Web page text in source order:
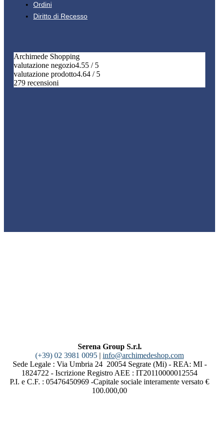
Ordini
Diritto di Recesso
Archimede Shopping
valutazione negozio4.55 / 5
valutazione prodotto4.64 / 5
279 recensioni
Serena Group S.r.l.
(+39) 02 3981 0095 | info@archimedeshop.com
Sede Legale : Via Umbria 24 20054 Segrate (Mi) - REA: MI -
1824722 - Iscrizione Registro AEE : IT20110000012554
P.I. e C.F. : 05476450969 -Capitale sociale interamente versato €
100.000,00